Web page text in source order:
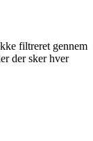
filtreret gennem
der sker hver